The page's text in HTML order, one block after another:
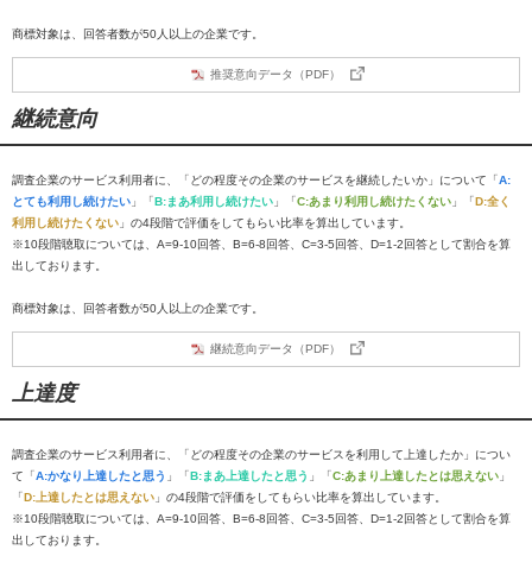
商標対象は、回答者数が50人以上の企業です。
推奨意向データ（PDF）
継続意向
調査企業のサービス利用者に、「どの程度その企業のサービスを継続したいか」について「A:
とても利用し続けたい 」「B:まあ利用し続けたい 」「C:あまり利用し続けたくない 」「D:全く
利用し続けたくない 」の4段階で評価をしてもらい比率を算出しています。
※10段階聴取については、A=9-10回答、B=6-8回答、C=3-5回答、D=1-2回答として割合を算
出しております。
商標対象は、回答者数が50人以上の企業です。
継続意向データ（PDF）
上達度
調査企業のサービス利用者に、「どの程度その企業のサービスを利用して上達したか」につい
て「A:かなり上達したと思う 」「B:まあ上達したと思う 」「C:あまり上達したとは思えない 」
「D:上達したとは思えない 」の4段階で評価をしてもらい比率を算出しています。
※10段階聴取については、A=9-10回答、B=6-8回答、C=3-5回答、D=1-2回答として割合を算
出しております。